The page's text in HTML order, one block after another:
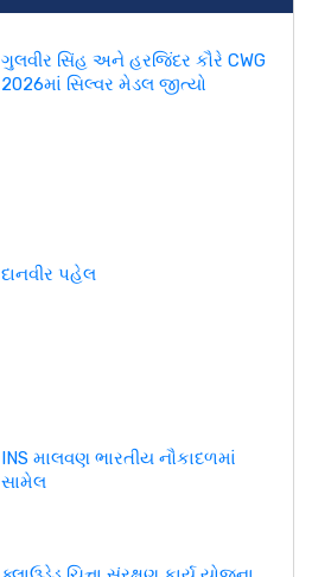
ગુલવીર સિંહ અને હરજિંદર કૌરે CWG
2026માં સિલ્વર મેડલ જીત્યો
દાનવીર પહેલ
INS માલવણ ભારતીય નૌકાદળમાં
સામેલ